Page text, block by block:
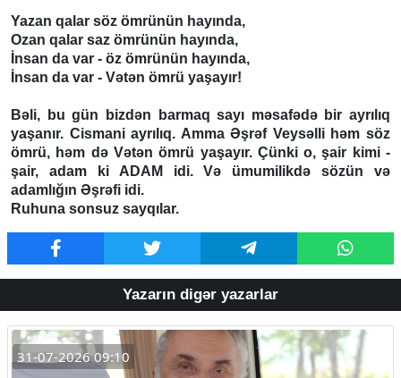
Yazan qalar söz ömrünün hayında,
Ozan qalar saz ömrünün hayında,
İnsan da var - öz ömrünün hayında,
İnsan da var - Vətən ömrü yaşayır!
Bəli, bu gün bizdən barmaq sayı məsafədə bir ayrılıq
yaşanır. Cismani ayrılıq. Amma Əşrəf Veysəlli həm söz
ömrü, həm də Vətən ömrü yaşayır. Çünki o, şair kimi -
şair, adam ki ADAM idi. Və ümumilikdə sözün və
adamlığın Əşrəfi idi.
Ruhuna sonsuz sayqılar.
Yazarın digər yazarlar
31-07-2026 09:10